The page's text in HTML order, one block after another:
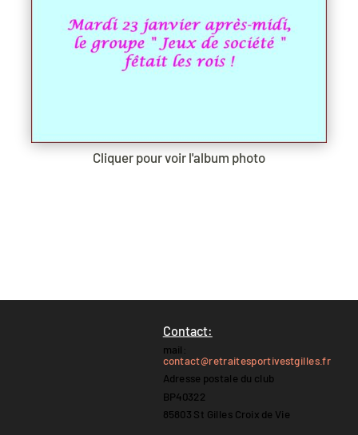
Cliquer pour voir l'album photo
Contact:
mail:
contact@retraitesportivestgilles.fr
Adresse postale du club
BP40322
85803 St Gilles Croix de Vie